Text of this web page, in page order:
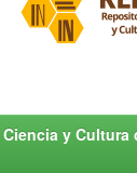
y Cultura